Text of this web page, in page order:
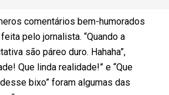
comentários bem-humorados
pelo jornalista. “Quando a
são páreo duro. Hahaha”,
Que linda realidade!” e “Que
bixo” foram algumas das